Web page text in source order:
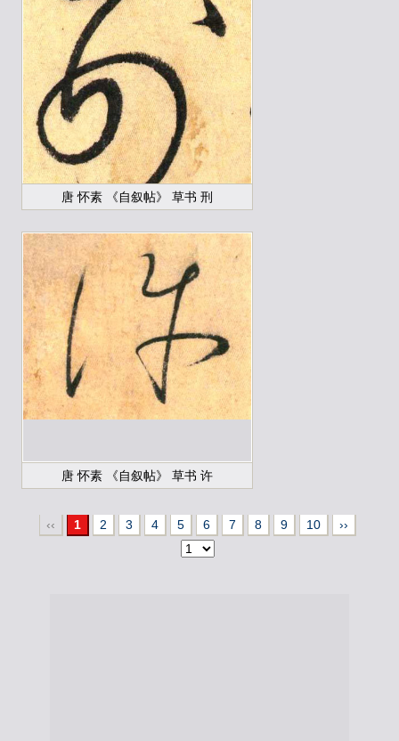
唐 怀素 《自叙帖》 草书 刑
唐 怀素 《自叙帖》 草书 许
‹‹ 1 2 3 4 5 6 7 8 9 10 ››